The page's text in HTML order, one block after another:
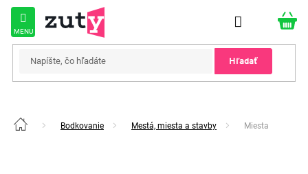
Prejsť
obsah
Hľadať
Domov Bodkovanie Mestá, miesta a stavby Miesta